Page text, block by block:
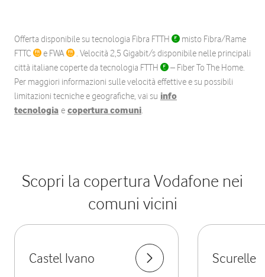
Offerta disponibile su tecnologia Fibra FTTH
misto Fibra/Rame
FTTC
e FWA
. Velocità 2,5 Gigabit/s disponibile nelle principali
città italiane coperte da tecnologia FTTH
– Fiber To The Home.
Per maggiori informazioni sulle velocità effettive e su possibili
limitazioni tecniche e geografiche, vai su info
tecnologia e copertura comuni.
Scopri la copertura Vodafone nei
comuni vicini
Castel Ivano Scurelle